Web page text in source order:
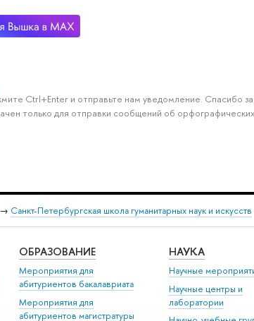
Ctrl+Enter и отправьте нам уведомление. Спасибо за
только для отправки сообщений об
→ Санкт-Петербургская школа гуманитарных наук и искусств
ОБРАЗОВАНИЕ
Мероприятия для
абитуриентов бакалавриата
Мероприятия для
абитуриентов магистратуры
НАУКА
Научные
Научные центры и
лаборатории